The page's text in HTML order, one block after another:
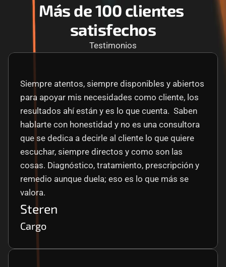
Más de 100 clientes
satisfechos
Testimonios
Siempre atentos, siempre disponibles y abiertos
para apoyar mis necesidades como cliente, los
resultados ahí están y es lo que cuenta.  Saben
hablarte con honestidad y no es una consultora
que se dedica a decirle al cliente lo que quiere
escuchar, siempre directos y como son las
cosas. Diagnóstico, tratamiento, prescripción y
remedio aunque duela; eso es lo que más se
valora.
Steren
Cargo